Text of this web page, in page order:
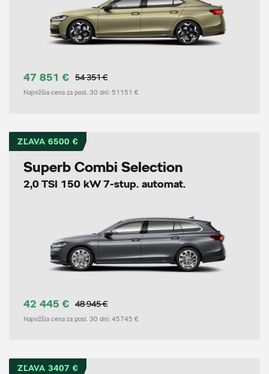
47 851 € 54 351 €
Najnižšia cena za posl. 30 dní: 51151 €
ZĽAVA 6500 €
Superb Combi Selection
2,0 TSI 150 kW 7-stup. automat.
42 445 € 48 945 €
Najnižšia cena za posl. 30 dní: 45745 €
ZĽAVA 3407 €